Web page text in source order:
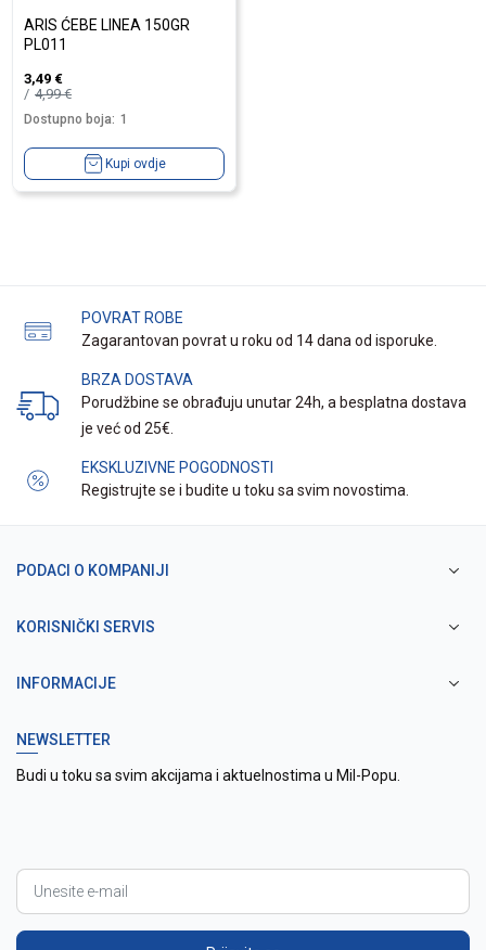
ARIS ĆEBE LINEA 150GR
PL011
3,49 €
4,99€
Dostupno boja: 1
Kupi ovdje
POVRAT ROBE
Zagarantovan povrat u roku od 14 dana od isporuke.
BRZA DOSTAVA
Porudžbine se obrađuju unutar 24h, a besplatna dostava
je već od 25€.
EKSKLUZIVNE POGODNOSTI
Registrujte se i budite u toku sa svim novostima.
PODACI O KOMPANIJI
KORISNIČKI SERVIS
INFORMACIJE
NEWSLETTER
Budi u toku sa svim akcijama i aktuelnostima u Mil-Popu.